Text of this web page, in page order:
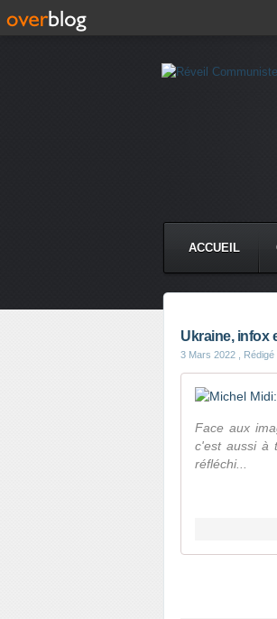
ACCUEIL
Ukraine, infox
3 Mars 2022 ,
Face aux
c'est aussi à
réfléchi...